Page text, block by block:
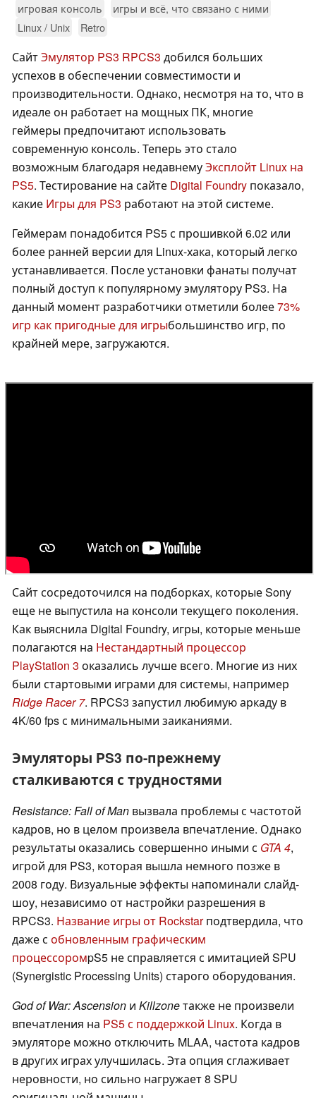
игровая консоль
игры и всё, что связано с ними
Linux / Unix
Retro
СайтЭмулятор PS3 RPCS3 добился больших
успехов в обеспечении совместимости и
производительности. Однако, несмотря на то, что в
идеале он работает на мощных ПК, многие
геймеры предпочитают использовать
современную консоль. Теперь это стало
возможным благодаря недавнемуЭксплойт Linux на
PS5. Тестирование на сайте Digital Foundry показало,
какие Игры для PS3 работают на этой системе.
Геймерам понадобится PS5 с прошивкой 6.02 или
более ранней версии для Linux-хака, который легко
устанавливается. После установки фанаты получат
полный доступ к популярному эмулятору PS3. На
данный момент разработчики отметили более73%
игр как пригодные для игрыбольшинство игр, по
крайней мере, загружаются.
Сайт сосредоточился на подборках, которые Sony
еще не выпустила на консоли текущего поколения.
Как выяснила Digital Foundry, игры, которые меньше
полагаются на Нестандартный процессор
PlayStation 3 оказались лучше всего. Многие из них
были стартовыми играми для системы, например
Ridge Racer 7. RPCS3 запустил любимую аркаду в
4K/60 fps с минимальными заиканиями.
Эмуляторы PS3 по-прежнему
сталкиваются с трудностями
Resistance: Fall of Man вызвала проблемы с частотой
кадров, но в целом произвела впечатление. Однако
результаты оказались совершенно иными с GTA 4,
игрой для PS3, которая вышла немного позже в
2008 году. Визуальные эффекты напоминали слайд-
шоу, независимо от настройки разрешения в
RPCS3. Название игры от Rockstarподтвердила, что
даже с обновленным графическим
процессоромpS5 не справляется с имитацией SPU
(Synergistic Processing Units) старого оборудования.
God of War: Ascension и Killzoneтакже не произвели
впечатления на PS5 с поддержкой Linux. Когда в
эмуляторе можно отключить MLAA, частота кадров
в других играх улучшилась. Эта опция сглаживает
неровности, но сильно нагружает 8 SPU